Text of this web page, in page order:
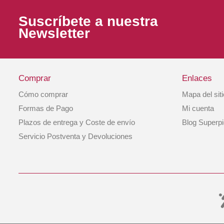
Suscríbete a nuestra
Newsletter
Comprar
Cómo comprar
Formas de Pago
Plazos de entrega y Coste de envío
Servicio Postventa y Devoluciones
Enlaces
Mapa del
Mi cuenta
Blog